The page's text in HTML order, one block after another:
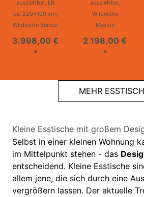
ausziehbar, LB
ca. 220x100 cm,
Wildeiche Bianco
3.998,00 €
*
ausziehbar,
Wildeiche
Massiv
2.198,00 €
*
MEHR
Kleine Esstische mit großem
Selbst in einer kleinen Wohnung
im Mittelpunkt stehen - das
entscheidend. Kleine Esstische
allem jene, die sich durch eine
vergrößern lassen. Der aktuelle